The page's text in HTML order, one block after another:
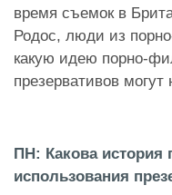
время съемок в
Родос, люди из
какую идею порно-
презервативов могут
ПН: Какова история
использования